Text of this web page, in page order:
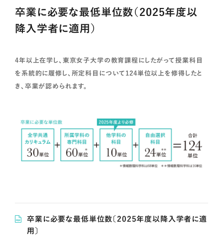
卒業に必要な最低単位数（2025年度以
降入学者に適用）
4年以上在学し、東京女子大学の教育課程にしたがって授業科目
を系統的に履修し、所定科目について124単位以上を修得したと
き、卒業が認められます。
卒業に必要な最低単位数〔2025年度以降入学者に適
用〕